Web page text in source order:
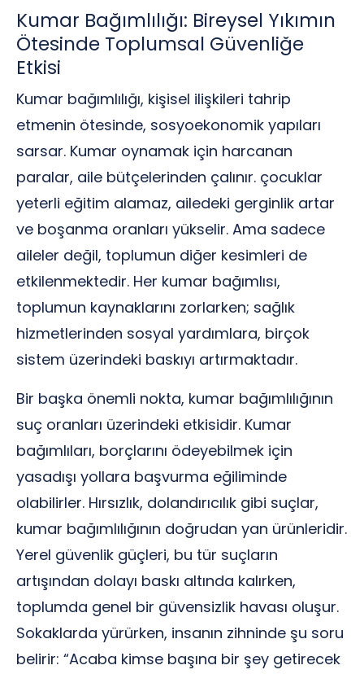
Kumar Bağımlılığı: Bireysel Yıkımın
Ötesinde Toplumsal Güvenliğe
Etkisi
Kumar bağımlılığı, kişisel ilişkileri tahrip
etmenin ötesinde, sosyoekonomik yapıları
sarsar. Kumar oynamak için harcanan
paralar, aile bütçelerinden çalınır. çocuklar
yeterli eğitim alamaz, ailedeki gerginlik artar
ve boşanma oranları yükselir. Ama sadece
aileler değil, toplumun diğer kesimleri de
etkilenmektedir. Her kumar bağımlısı,
toplumun kaynaklarını zorlarken; sağlık
hizmetlerinden sosyal yardımlara, birçok
sistem üzerindeki baskıyı artırmaktadır.
Bir başka önemli nokta, kumar bağımlılığının
suç oranları üzerindeki etkisidir. Kumar
bağımlıları, borçlarını ödeyebilmek için
yasadışı yollara başvurma eğiliminde
olabilirler. Hırsızlık, dolandırıcılık gibi suçlar,
kumar bağımlılığının doğrudan yan ürünleridir.
Yerel güvenlik güçleri, bu tür suçların
artışından dolayı baskı altında kalırken,
toplumda genel bir güvensizlik havası oluşur.
Sokaklarda yürürken, insanın zihninde şu soru
belirir: “Acaba kimse başına bir şey getirecek